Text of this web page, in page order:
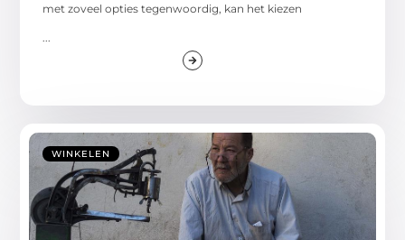
met zoveel opties tegenwoordig, kan het kiezen
...
WINKELEN